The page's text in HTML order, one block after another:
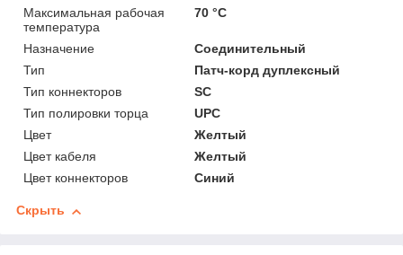
Максимальная рабочая
температура
70 °С
Назначение
Соединительный
Тип
Патч-корд дуплексный
Тип коннекторов
SC
Тип полировки торца
UPC
Цвет
Желтый
Цвет кабеля
Желтый
Цвет коннекторов
Синий
Скрыть